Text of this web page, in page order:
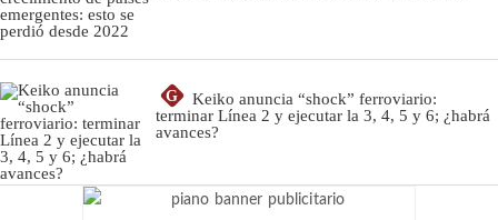
G
Keiko anuncia “shock” ferroviario:
terminar Línea 2 y ejecutar la 3, 4, 5 y 6; ¿habrá
avances?